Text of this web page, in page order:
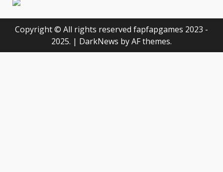
Copyright © All rights reserved fapfapgames 2023 -
2025. | DarkNews by AF themes.